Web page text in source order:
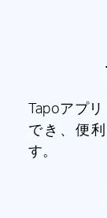
Tapoアプ
でき、便
す。